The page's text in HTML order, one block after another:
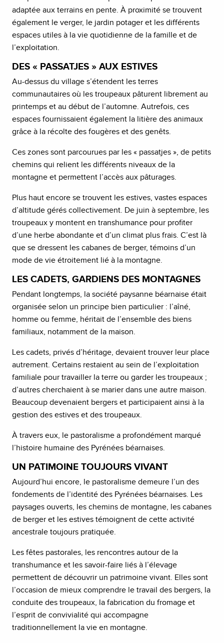
adaptée aux terrains en pente. À proximité se trouvent
également le verger, le jardin potager et les différents
espaces utiles à la vie quotidienne de la famille et de
l’exploitation.
DES « PASSATJES » AUX ESTIVES
Au-dessus du village s’étendent les terres
communautaires où les troupeaux pâturent librement au
printemps et au début de l’automne. Autrefois, ces
espaces fournissaient également la litière des animaux
grâce à la récolte des fougères et des genêts.
Ces zones sont parcourues par les « passatjes », de petits
chemins qui relient les différents niveaux de la
montagne et permettent l’accès aux pâturages.
Plus haut encore se trouvent les estives, vastes espaces
d’altitude gérés collectivement. De juin à septembre, les
troupeaux y montent en transhumance pour profiter
d’une herbe abondante et d’un climat plus frais. C’est là
que se dressent les cabanes de berger, témoins d’un
mode de vie étroitement lié à la montagne.
LES CADETS, GARDIENS DES MONTAGNES
Pendant longtemps, la société paysanne béarnaise était
organisée selon un principe bien particulier : l’aîné,
homme ou femme, héritait de l’ensemble des biens
familiaux, notamment de la maison.
Les cadets, privés d’héritage, devaient trouver leur place
autrement. Certains restaient au sein de l’exploitation
familiale pour travailler la terre ou garder les troupeaux ;
d’autres cherchaient à se marier dans une autre maison.
Beaucoup devenaient bergers et participaient ainsi à la
gestion des estives et des troupeaux.
À travers eux, le pastoralisme a profondément marqué
l’histoire humaine des Pyrénées béarnaises.
UN PATIMOINE TOUJOURS VIVANT
Aujourd’hui encore, le pastoralisme demeure l’un des
fondements de l’identité des Pyrénées béarnaises. Les
paysages ouverts, les chemins de montagne, les cabanes
de berger et les estives témoignent de cette activité
ancestrale toujours pratiquée.
Les fêtes pastorales, les rencontres autour de la
transhumance et les savoir-faire liés à l’élevage
permettent de découvrir un patrimoine vivant. Elles sont
l’occasion de mieux comprendre le travail des bergers, la
conduite des troupeaux, la fabrication du fromage et
l’esprit de convivialité qui accompagne
traditionnellement la vie en montagne.